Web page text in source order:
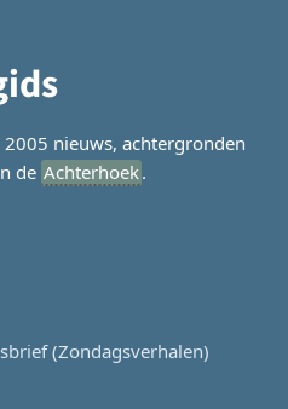
nieuws, achtergronden
de Achterhoek.
(Zondagsverhalen)